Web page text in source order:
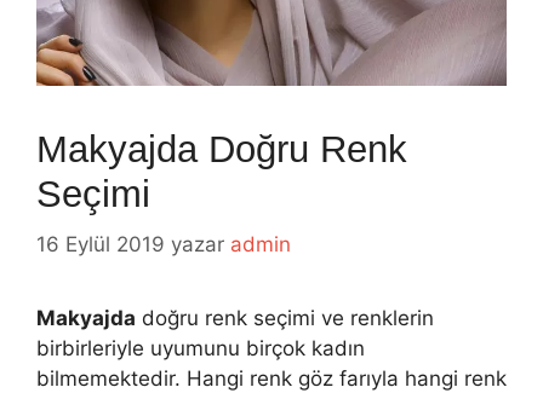
Makyajda Doğru Renk
Seçimi
16 Eylül 2019 yazar admin
Makyajda doğru renk seçimi ve renklerin
birbirleriyle uyumunu birçok kadın
bilmemektedir. Hangi renk göz farıyla hangi renk